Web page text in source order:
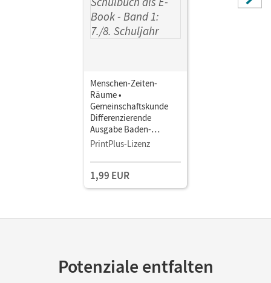
Menschen-Zeiten-
Räume •
Gemeinschaftskunde
Differenzierende
Ausgabe Baden-
Württemberg - Ausgabe
Schuljahr • Schulbuch
als E-Book
PrintPlus-Lizenz
1,99 EUR
Potenziale entfalten